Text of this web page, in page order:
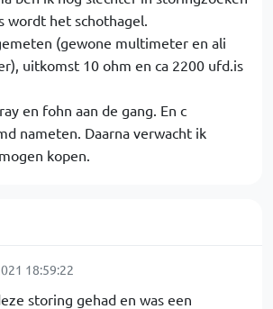
wordt het schothagel.
(gewone multimeter en ali
uitkomst 10 ohm en ca 2200 ufd.is
en fohn aan de gang. En c
nameten. Daarna verwacht ik
kopen.
18:59:22
storing gehad en was een